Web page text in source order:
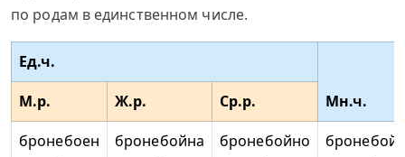
по родам в единственном числе.
Ед.ч.
Мн.ч.
М.р. Ж.р.
Ср.р.
бронебоен
бронебойна бронебойно